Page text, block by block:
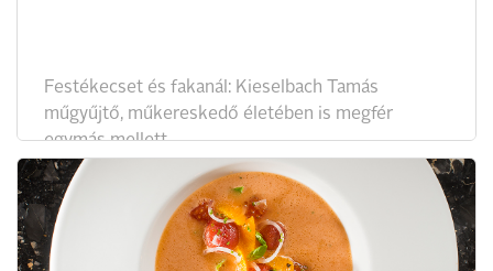
Festékecset és fakanál: Kieselbach Tamás
műgyűjtő, műkereskedő életében is megfér
egymás mellett.